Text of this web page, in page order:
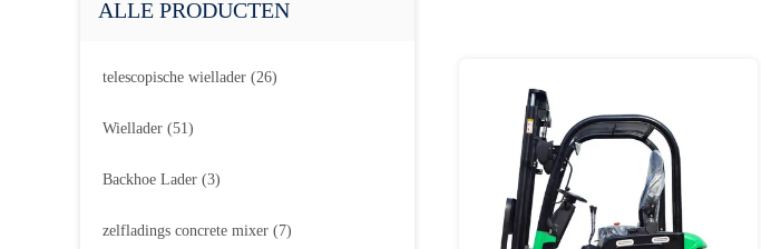
ALLE PRODUCTEN
telescopische wiellader (26)
Wiellader (51)
Backhoe Lader (3)
zelfladings concrete mixer (7)